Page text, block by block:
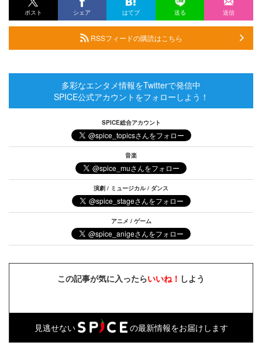
ポスト シェア はてブ 送る 送信
RSSフィードの購読はこちら
多彩なエンタメ情報をTwitterで発信中
SPICE公式アカウントをフォローしよう！
SPICE総合アカウント
音楽
演劇 / ミュージカル / ダンス
アニメ / ゲーム
この記事が気に入ったらいいね！ しよう
見逃せない の最新情報をお届けします